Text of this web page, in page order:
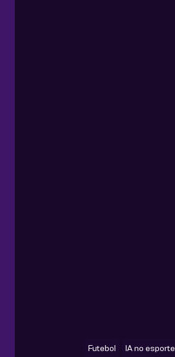
Futebol IA no esporte